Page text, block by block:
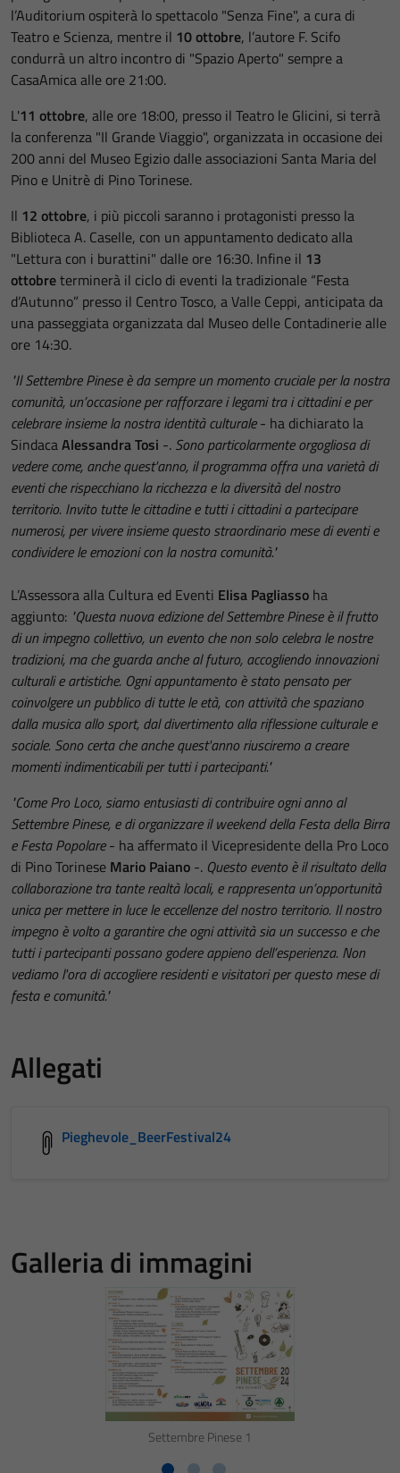
l’Auditorium ospiterà lo spettacolo "Senza Fine", a cura di
Teatro e Scienza, mentre il 10 ottobre, l’autore F. Scifo
condurrà un altro incontro di "Spazio Aperto" sempre a
CasaAmica alle ore 21:00.
L'11 ottobre, alle ore 18:00, presso il Teatro le Glicini, si terrà
la conferenza "Il Grande Viaggio", organizzata in occasione dei
200 anni del Museo Egizio dalle associazioni Santa Maria del
Pino e Unitrè di Pino Torinese.
Il 12 ottobre, i più piccoli saranno i protagonisti presso la
Biblioteca A. Caselle, con un appuntamento dedicato alla
"Lettura con i burattini" dalle ore 16:30. Infine il 13
ottobreterminerà il ciclo di eventi la tradizionale “Festa
d’Autunno” presso il Centro Tosco, a Valle Ceppi, anticipata da
una passeggiata organizzata dal Museo delle Contadinerie alle
ore 14:30.
"Il Settembre Pinese è da sempre un momento cruciale per la nostra
comunità, un’occasione per rafforzare i legami tra i cittadini e per
celebrare insieme la nostra identità culturale- ha dichiarato la
SindacaAlessandra Tosi -. Sono particolarmente orgogliosa di
vedere come, anche quest'anno, il programma offra una varietà di
eventi che rispecchiano la ricchezza e la diversità del nostro
territorio. Invito tutte le cittadine e tutti i cittadini a partecipare
numerosi, per vivere insieme questo straordinario mese di eventi e
condividere le emozioni con la nostra comunità."
L’Assessora alla Cultura ed Eventi Elisa Pagliasso ha
aggiunto: "Questa nuova edizione del Settembre Pinese è il frutto
di un impegno collettivo, un evento che non solo celebra le nostre
tradizioni, ma che guarda anche al futuro, accogliendo innovazioni
culturali e artistiche. Ogni appuntamento è stato pensato per
coinvolgere un pubblico di tutte le età, con attività che spaziano
dalla musica allo sport, dal divertimento alla riflessione culturale e
sociale. Sono certa che anche quest'anno riusciremo a creare
momenti indimenticabili per tutti i partecipanti."
"Come Pro Loco, siamo entusiasti di contribuire ogni anno al
Settembre Pinese, e di organizzare il weekend della Festa della Birra
e Festa Popolare- ha affermato il Vicepresidente della Pro Loco
di Pino Torinese Mario Paiano -. Questo evento è il risultato della
collaborazione tra tante realtà locali, e rappresenta un’opportunità
unica per mettere in luce le eccellenze del nostro territorio. Il nostro
impegno è volto a garantire che ogni attività sia un successo e che
tutti i partecipanti possano godere appieno dell’esperienza. Non
vediamo l'ora di accogliere residenti e visitatori per questo mese di
festa e comunità."
Allegati
Pieghevole_BeerFestival24
Galleria di immagini
Settembre Pinese 1